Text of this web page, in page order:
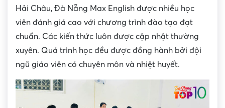
Hải Châu, Đà Nẵng Max English được nhiều học
viên đánh giá cao với chương trình đào tạo đạt
chuẩn. Các kiến thức luôn được cập nhật thường
xuyên. Quá trình học đều được đồng hành bởi đội
ngũ giáo viên có chuyên môn và nhiệt huyết.